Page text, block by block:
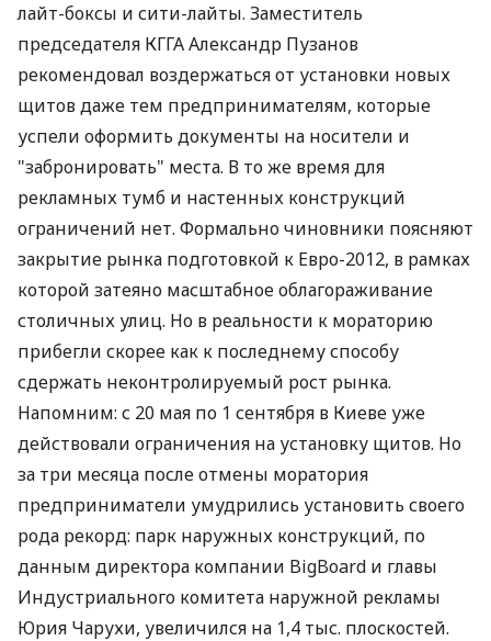
лайт-боксы и сити-лайты. Заместитель
председателя КГГА Александр Пузанов
рекомендовал воздержаться от установки новых
щитов даже тем предпринимателям, которые
успели оформить документы на носители и
"забронировать" места. В то же время для
рекламных тумб и настенных конструкций
ограничений нет. Формально чиновники поясняют
закрытие рынка подготовкой к Евро-2012, в рамках
которой затеяно масштабное облагораживание
столичных улиц. Но в реальности к мораторию
прибегли скорее как к последнему способу
сдержать неконтролируемый рост рынка.
Напомним: с 20 мая по 1 сентября в Киеве уже
действовали ограничения на установку щитов. Но
за три месяца после отмены моратория
предприниматели умудрились установить своего
рода рекорд: парк наружных конструкций, по
данным директора компании BigBoard и главы
Индустриального комитета наружной рекламы
Юрия Чарухи, увеличился на 1,4 тыс. плоскостей.